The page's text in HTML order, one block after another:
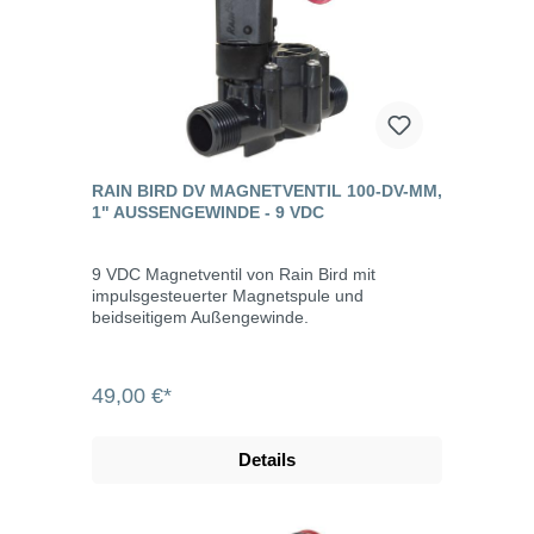
RAIN BIRD DV MAGNETVENTIL 100-DV-MM,
1" AUSSENGEWINDE - 9 VDC
9 VDC Magnetventil von Rain Bird mit
impulsgesteuerter Magnetspule und
beidseitigem Außengewinde.
49,00 €*
Details